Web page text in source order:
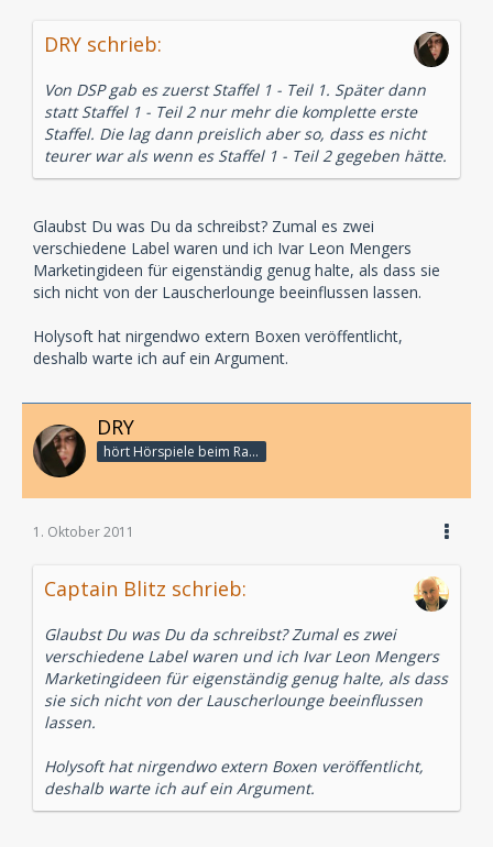
DRY schrieb:
Von DSP gab es zuerst Staffel 1 - Teil 1. Später dann
statt Staffel 1 - Teil 2 nur mehr die komplette erste
Staffel. Die lag dann preislich aber so, dass es nicht
teurer war als wenn es Staffel 1 - Teil 2 gegeben hätte.
Glaubst Du was Du da schreibst? Zumal es zwei
verschiedene Label waren und ich Ivar Leon Mengers
Marketingideen für eigenständig genug halte, als dass sie
sich nicht von der Lauscherlounge beeinflussen lassen.
Holysoft hat nirgendwo extern Boxen veröffentlicht,
deshalb warte ich auf ein Argument.
DRY
hört Hörspiele beim Rasenmähen
1. Oktober 2011
Captain Blitz schrieb:
Glaubst Du was Du da schreibst? Zumal es zwei
verschiedene Label waren und ich Ivar Leon Mengers
Marketingideen für eigenständig genug halte, als dass
sie sich nicht von der Lauscherlounge beeinflussen
lassen.
Holysoft hat nirgendwo extern Boxen veröffentlicht,
deshalb warte ich auf ein Argument.